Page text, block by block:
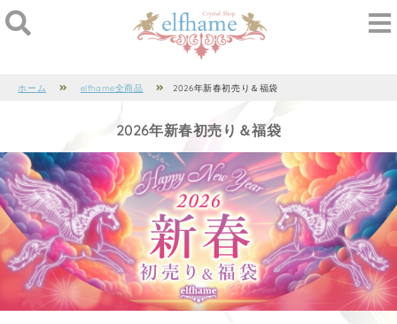
ホーム elfhame全商品 2026年新春初売り＆福袋
2026年新春初売り＆福袋